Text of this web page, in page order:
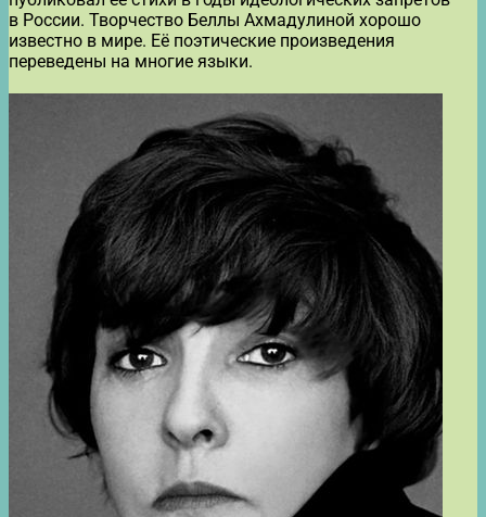
в России. Творчество Беллы Ахмадулиной хорошо
известно в мире. Её поэтические произведения
переведены на многие языки.